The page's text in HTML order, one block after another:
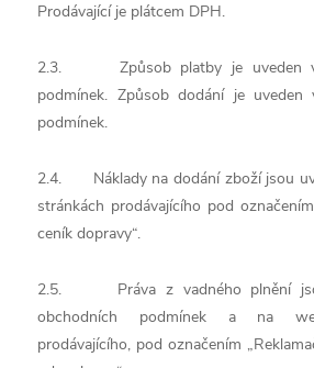
Prodávající je plátcem DPH.
2.3. Způsob platby je uveden v
podmínek. Způsob dodání je
podmínek.
2.4. Náklady na dodání zboží jsou
stránkách prodávajícího pod
ceník dopravy“.
2.5. Práva z vadného plnění
obchodních podmínek a na
prodávajícího, pod označením